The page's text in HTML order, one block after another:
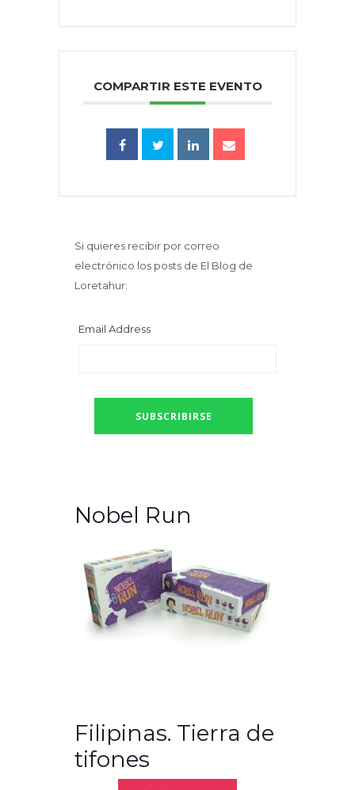
COMPARTIR ESTE EVENTO
Si quieres recibir por correo
electrónico los posts de El Blog de
Loretahur:
Email Address
Nobel Run
Filipinas. Tierra de
tifones